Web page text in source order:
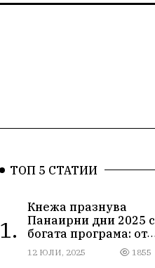
ТОП 5 СТАТИИ
1.
Кнежа празнува
Панаирни дни 2025 с
богата програма: от
спортни турнири до
концерти под
12 ЮЛИ, 2025 1855